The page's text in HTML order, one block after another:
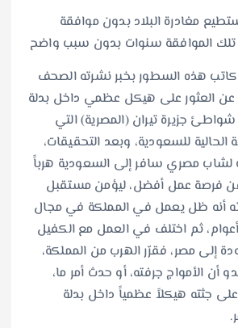
مغادرة البلاد بدون موافقة
تلك الموافقة سنوات بدون سبب واضح
كاتب هذه السطور بخبر نشرته الصحف
عام 2016، عن العثور على هيكل عظمي داخل بدلة
جزيرة تيران (المصرية) التي
الحالية للسعودية، وبعد التحقيقات،
لشاب مصري سافر إلى السعودية هرباً
فرصة عمل أفضل، ليؤمن مستقبل
أنه ظل يعمل في المملكة في مجال
ثم اختلف في العمل مع الكفيل
إلى مصر، فقرّر الهرب من المملكة،
أن الأمواج جرفته، أو حدث أمر ما،
على جثته هيكلاً عظمياً داخل بدلة